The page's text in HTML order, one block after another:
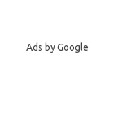
Ads by Google